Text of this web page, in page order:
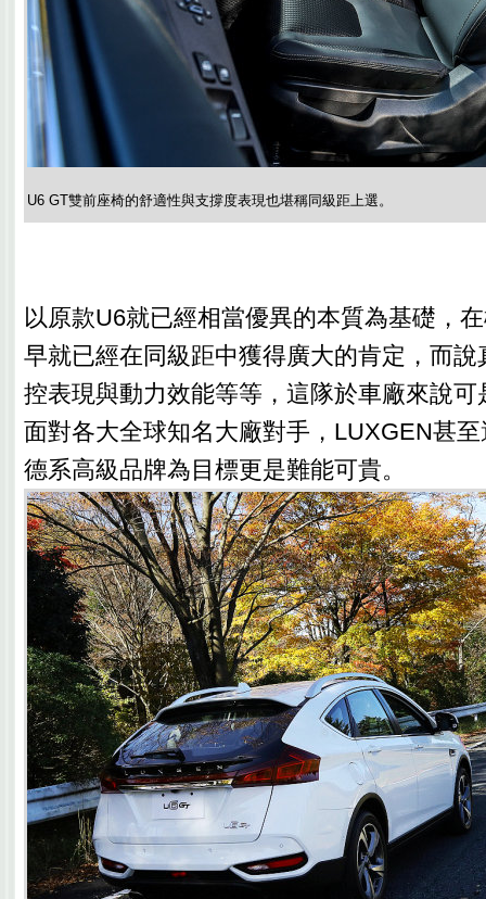
U6 GT雙前座椅的舒適性與支撐度表現也堪稱同級距上選。
以原款U6就已經相當優異的本質為基礎，
早就已經在同級距中獲得廣大的肯定，而
控表現與動力效能等等，這隊於車廠來說
面對各大全球知名大廠對手，LUXGEN甚
德系高級品牌為目標更是難能可貴。